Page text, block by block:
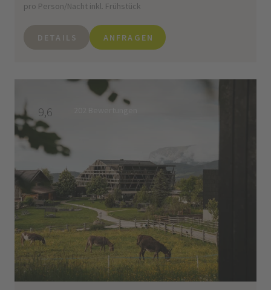
pro Person/Nacht inkl. Frühstück
DETAILS ANFRAGEN
9,6